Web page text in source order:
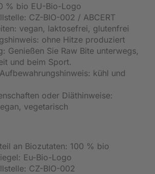
% bio EU-Bio-Logo
CZ-BIO-002 / ABCERT
vegan, laktosefrei, glutenfrei
ohne Hitze produziert
Genießen Sie Raw Bite unterwegs,
und beim Sport.
kühl und
oder Diäthinweise:
vegetarisch
an Biozutaten: 100 % bio
Eu-Bio-Logo
CZ-BIO-002